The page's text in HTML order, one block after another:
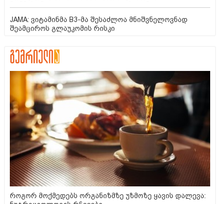
JAMA: ვიტამინმა B3-მა შესაძლოა მნიშვნელოვნად
შეამციროს გლაუკომის რისკი
როგორ მოქმედებს ორგანიზმზე უზმოზე ყავის დალევა: